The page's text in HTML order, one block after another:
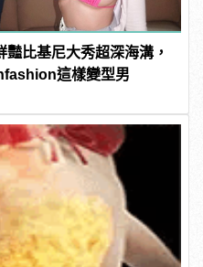
比基尼大秀超深海溝，
這樣變型男